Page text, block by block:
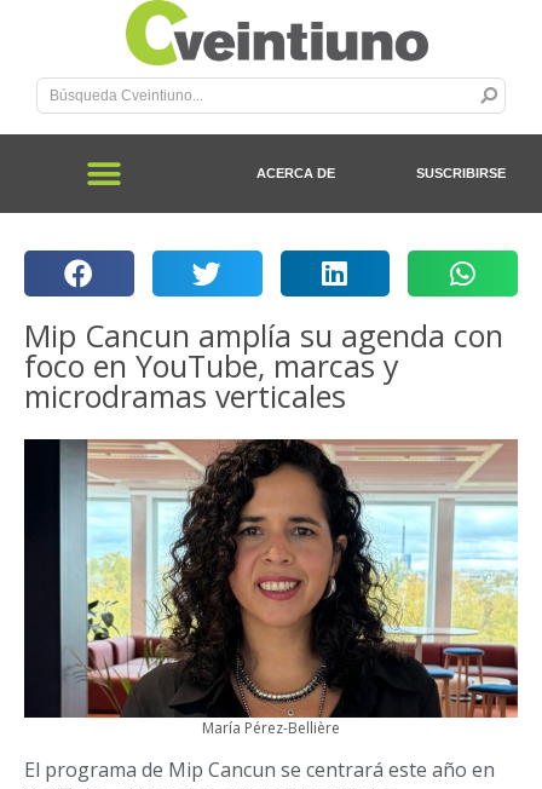
ACERCA DE SUSCRIBIRSE
Mip Cancun amplía su agenda con
foco en YouTube, marcas y
microdramas verticales
María Pérez-Bellière
El programa de Mip Cancun se centrará este año en